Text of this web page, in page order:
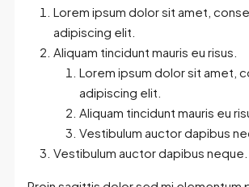
Lorem ipsum dolor sit amet,
adipiscing elit.
Aliquam tincidunt mauris eu risus.
Lorem ipsum dolor sit amet,
adipiscing elit.
Aliquam tincidunt mauris eu
Vestibulum auctor dapibus
Vestibulum auctor dapibus neque.